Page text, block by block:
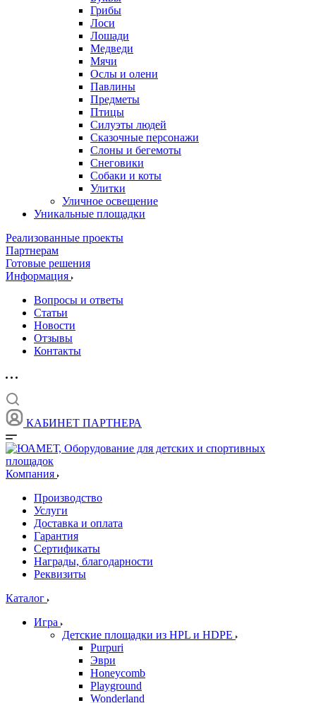
Грибы
Лоси
Лошади
Медведи
Мячи
Ослы и олени
Павлины
Предметы
Птицы
Силуэты людей
Сказочные персонажи
Слоны и бегемоты
Снеговики
Собаки и коты
Улитки
Уличное освещение
Уникальные площадки
Реализованные проекты
Партнерам
Готовые решения
Информация
Вопросы и ответы
Статьи
Новости
Отзывы
Контакты
КАБИНЕТ ПАРТНЕРА
Компания
Производство
Услуги
Доставка и оплата
Гарантия
Сертификаты
Награды, благодарности
Реквизиты
Каталог
Игра
Детские площадки из HPL и HDPE
Purpuri
Эври
Honeycomb
Playground
Wonderland